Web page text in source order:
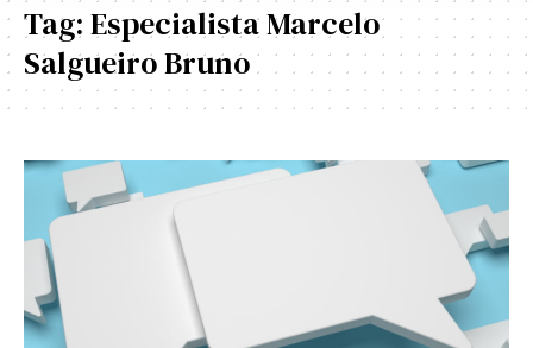
Tag:Especialista Marcelo
Salgueiro Bruno